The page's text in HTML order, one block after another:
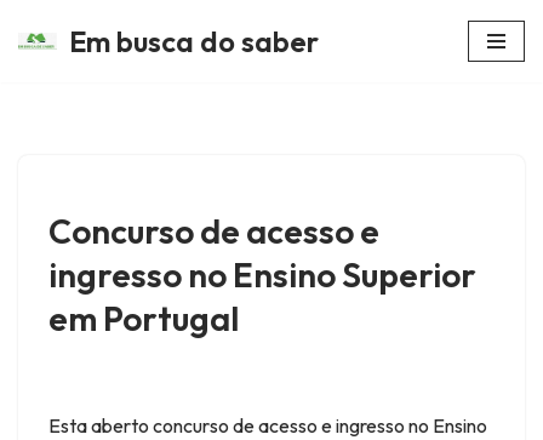
Em busca do saber
Concurso de acesso e
ingresso no Ensino Superior
em Portugal
Esta aberto concurso de acesso e ingresso no Ensino